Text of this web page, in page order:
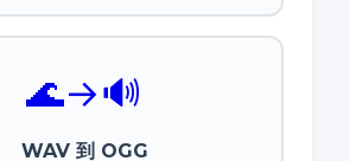
🌊→🔊
WAV 到 OGG